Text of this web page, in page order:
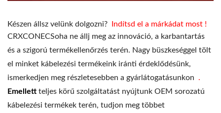
Készen állsz velünk dolgozni? Indítsd el a márkádat most !
CRXCONECSoha ne állj meg az innováció, a karbantartás
és a szigorú termékellenőrzés terén. Nagy büszkeséggel tölt
el minket kábelezési termékeink iránti érdeklődésünk,
ismerkedjen meg részletesebben a gyárlátogatásunkon .
Emellett teljes körű szolgáltatást nyújtunk OEM sorozatú
kábelezési termékek terén, tudjon meg többet